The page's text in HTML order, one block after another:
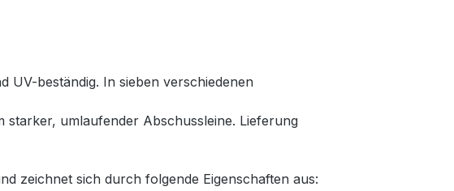
beständig. In sieben verschiedenen
umlaufender Abschussleine. Lieferung
zeichnet sich durch folgende Eigenschaften aus: